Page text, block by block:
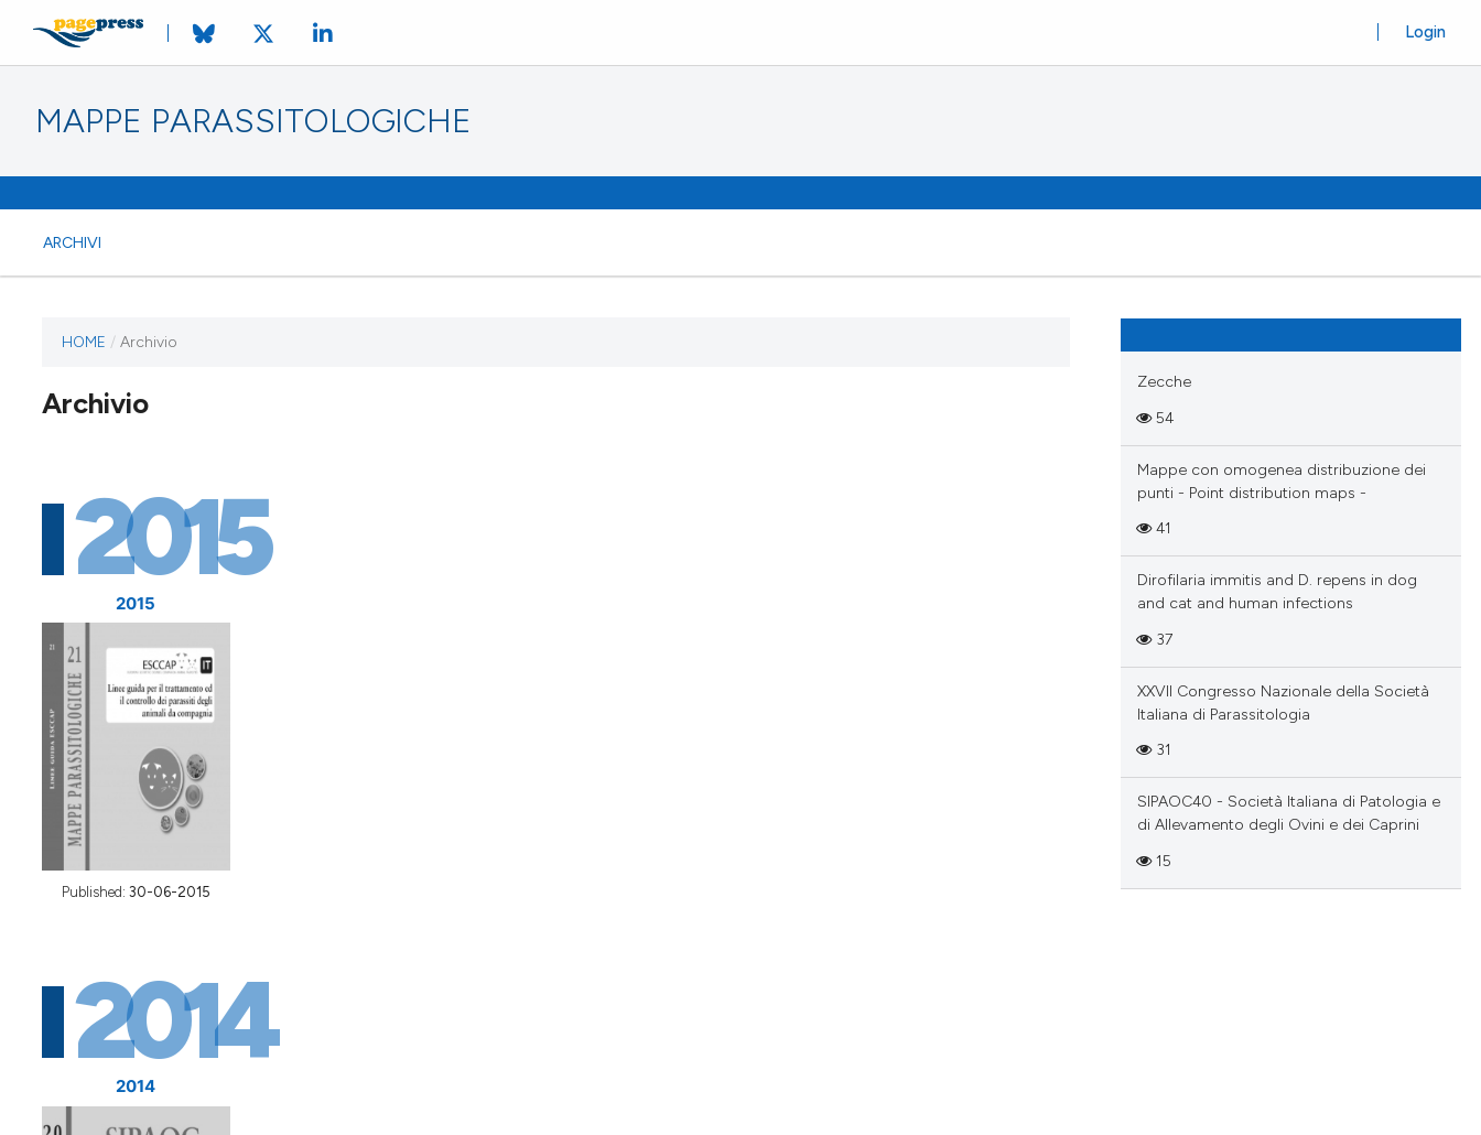
MAPPE PARASSITOLOGICHE
ARCHIVI
Login
HOME / Archivio
Archivio
2015
2015
Published: 30-06-2015
2014
2014
Zecche
54
Mappe con omogenea distribuzione dei
punti - Point distribution maps -
41
Dirofilaria immitis and D. repens in dog
and cat and human infections
37
XXVII Congresso Nazionale della Società
Italiana di Parassitologia
31
SIPAOC40 - Società Italiana di Patologia e
di Allevamento degli Ovini e dei Caprini
15